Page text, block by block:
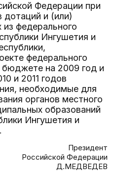
Федерации при
дотаций и (или)
федерального
Ингушетия и
федерального
на 2009 год и
и 2011 годов
необходимые для
органов местного
образований
Ингушетия и
Президент
Российской Федерации
Д.МЕДВЕДЕВ